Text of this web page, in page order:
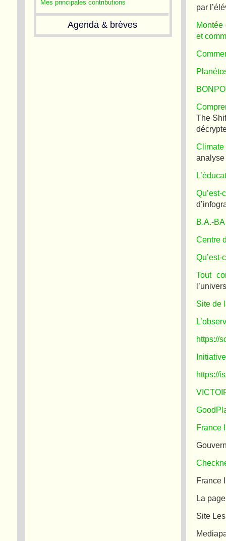
Mes principales contributions
Agenda & brèves
par
et
The
analyse
B.A.-
Centre
Tout
Site de
https://
https://
France
France
La
Site